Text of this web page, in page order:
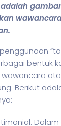
bentuk
Berikut